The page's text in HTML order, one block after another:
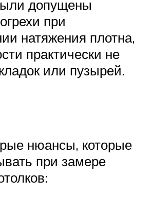
допущены
при
натяжения плотна,
практически не
или пузырей.
нюансы, которые
при замере